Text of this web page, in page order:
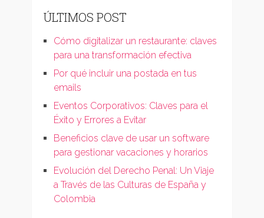
ÚLTIMOS POST
Cómo digitalizar un restaurante: claves
para una transformación efectiva
Por qué incluir una postada en tus
emails
Eventos Corporativos: Claves para el
Éxito y Errores a Evitar
Beneficios clave de usar un software
para gestionar vacaciones y horarios
Evolución del Derecho Penal: Un Viaje
a Través de las Culturas de España y
Colombia